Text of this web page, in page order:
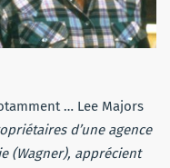
… Lee Majors
d’une agence
(Wagner), apprécient